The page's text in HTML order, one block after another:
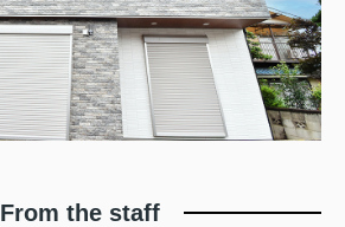
From the staff